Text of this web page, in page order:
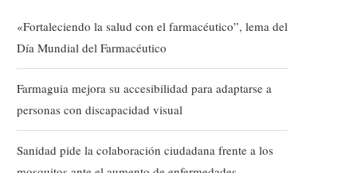
«Fortaleciendo la salud con el farmacéutico”, lema del
Día Mundial del Farmacéutico
Farmaguia mejora su accesibilidad para adaptarse a
personas con discapacidad visual
Sanidad pide la colaboración ciudadana frente a los